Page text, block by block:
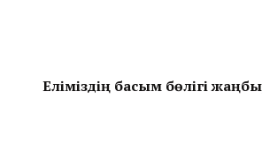
Еліміздің басым бөлігі